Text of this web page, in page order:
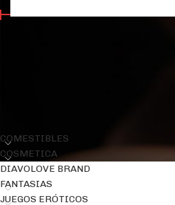
COMESTIBLES
COSMETICA
DIAVOLOVE BRAND
FANTASIAS
JUEGOS ERÓTICOS